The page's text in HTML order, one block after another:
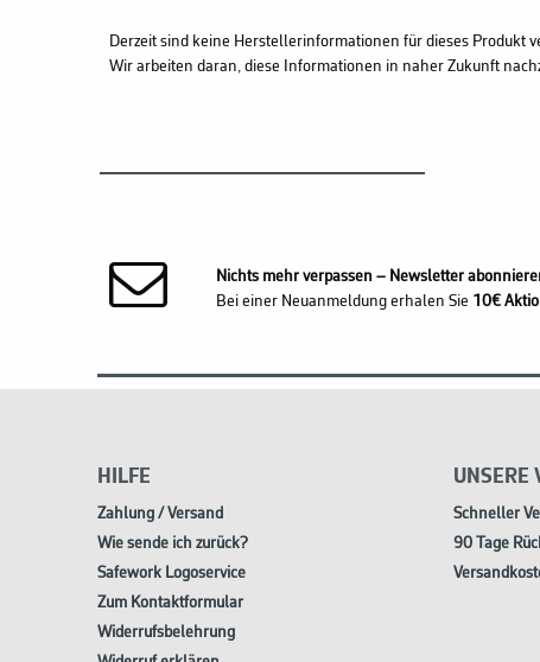
Derzeit sind keine Herstellerinformationen für dieses Produkt
Wir arbeiten daran, diese Informationen in naher Zukunft
Nichts mehr verpassen – Newsletter
Bei einer Neuanmeldung erhalen Sie 10€
HILFE
Zahlung / Versand
Wie sende ich zurück?
Safework Logoservice
Zum Kontaktformular
Widerrufsbelehrung
UNSERE
Schneller
90 Tage